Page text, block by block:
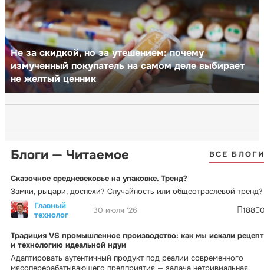
Не за скидкой, но за утешением: почему
измученный покупатель на самом деле выбирает
не желтый ценник
Блоги — Читаемое ВСЕ
Сказочное средневековье на упаковке. Тренд?
Замки, рыцари, доспехи? Случайность или общеотраслевой тренд?
Главный
технолог
30 июля '26 188
Традиция VS промышленное производство: как мы искали рецепт
и технологию идеальной ндуи
Адаптировать аутентичный продукт под реалии современного
мясоперерабатывающего предприятия — задача нетривиальная.